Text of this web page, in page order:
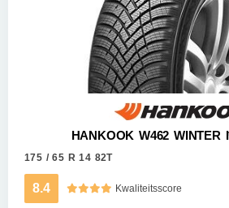
HANKOOK W462 WINTER
175 / 65 R 14 82T
8.4 Kwaliteitsscore